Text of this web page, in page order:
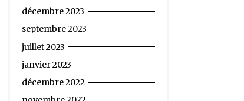
décembre 2023
septembre 2023
juillet 2023
janvier 2023
décembre 2022